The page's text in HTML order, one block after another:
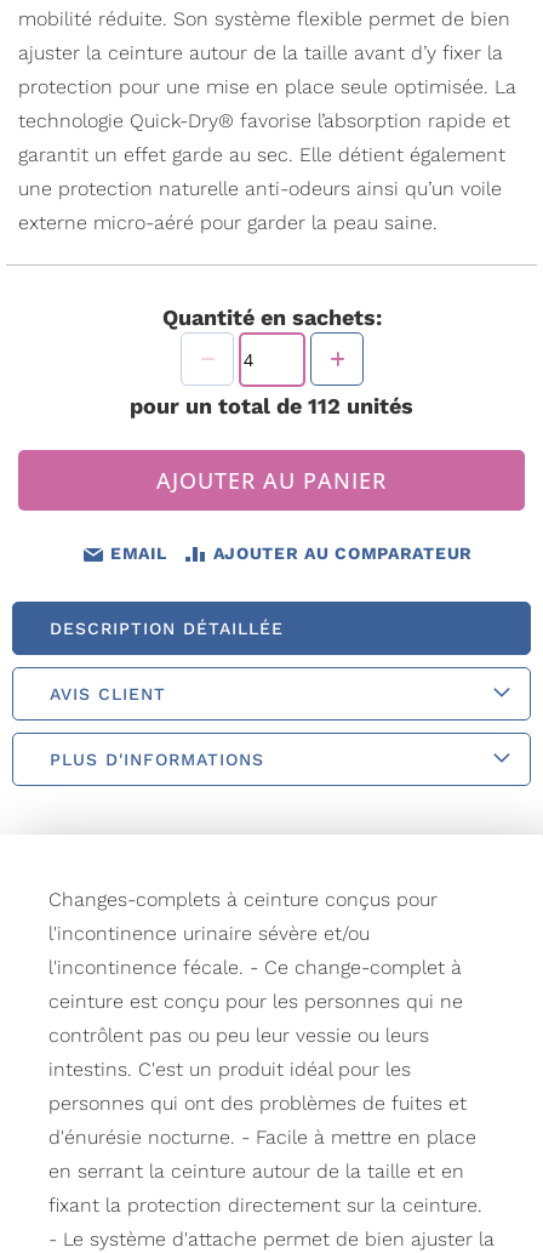
mobilité réduite. Son système flexible permet de bien
ajuster la ceinture autour de la taille avant d’y fixer la
protection pour une mise en place seule optimisée. La
technologie Quick-Dry® favorise l’absorption rapide et
garantit un effet garde au sec. Elle détient également
une protection naturelle anti-odeurs ainsi qu’un voile
externe micro-aéré pour garder la peau saine.
Quantité en sachets:
pour un total de 112 unités
AJOUTER AU PANIER
EMAIL AJOUTER AU COMPARATEUR
DESCRIPTION DÉTAILLÉE
AVIS CLIENT
PLUS D'INFORMATIONS
Changes-complets à ceinture conçus pour
l'incontinence urinaire sévère et/ou
l'incontinence fécale. - Ce change-complet à
ceinture est conçu pour les personnes qui ne
contrôlent pas ou peu leur vessie ou leurs
intestins. C'est un produit idéal pour les
personnes qui ont des problèmes de fuites et
d'énurésie nocturne. - Facile à mettre en place
en serrant la ceinture autour de la taille et en
fixant la protection directement sur la ceinture.
- Le système d'attache permet de bien ajuster la